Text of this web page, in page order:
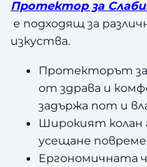
Протектор за
е подходящ за
изкуства.
Протекторът за
от здрава и
задържа пот и
Широкият
усещане повреме
Ергономичната